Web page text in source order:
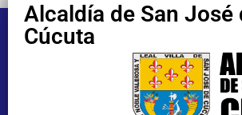
Alcaldía de San José
Cúcuta